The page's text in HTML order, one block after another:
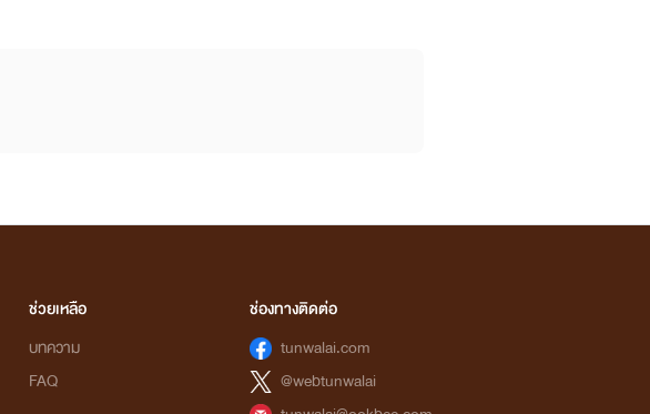
ช่วยเหลือ
บทความ
FAQ
ช่องทางติดต่อ
tunwalai.com
@webtunwalai